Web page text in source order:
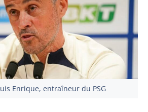
Enrique, entraîneur du PSG